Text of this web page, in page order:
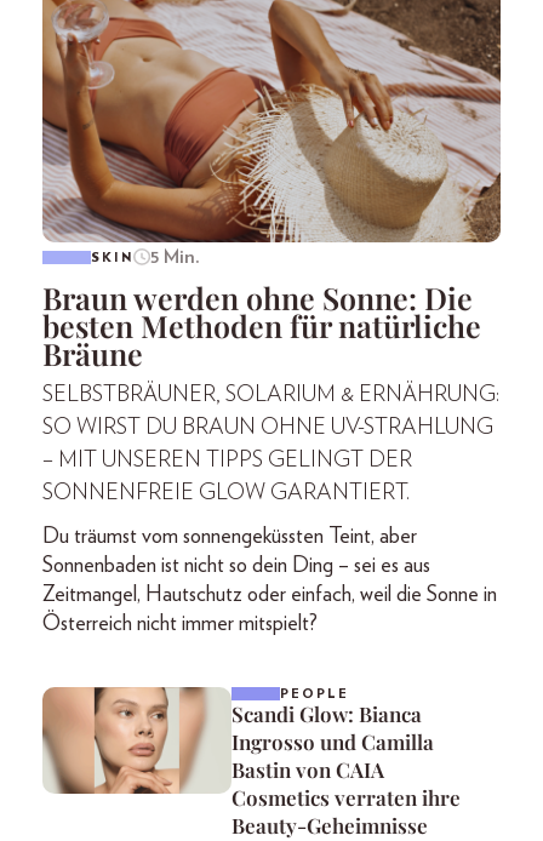
SKIN 5 Min.
Braun werden ohne Sonne: Die
besten Methoden für natürliche
Bräune
SELBSTBRÄUNER, SOLARIUM & ERNÄHRUNG:
SO WIRST DU BRAUN OHNE UV-STRAHLUNG
– MIT UNSEREN TIPPS GELINGT DER
SONNENFREIE GLOW GARANTIERT.
Du träumst vom sonnengeküssten Teint, aber
Sonnenbaden ist nicht so dein Ding – sei es aus
Zeitmangel, Hautschutz oder einfach, weil die Sonne in
Österreich nicht immer mitspielt?
PEOPLE
Scandi Glow: Bianca
Ingrosso und Camilla
Bastin von CAIA
Cosmetics verraten ihre
Beauty-Geheimnisse